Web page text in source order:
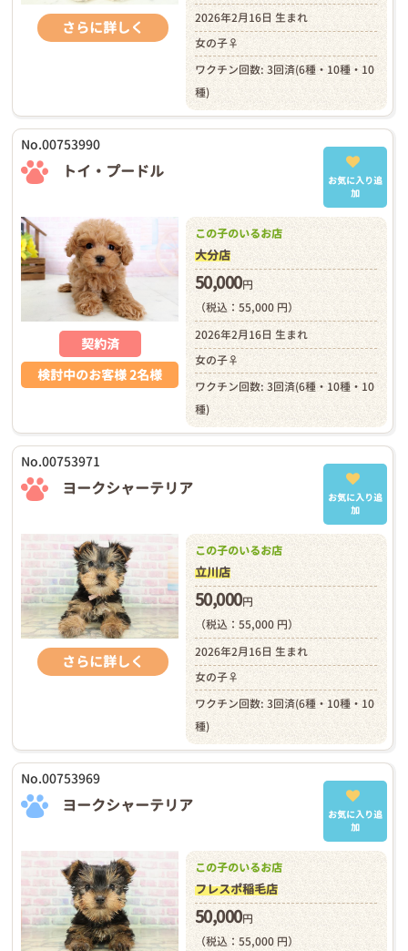
さらに詳しく
2026年2月16日 生まれ
女の子♀
ワクチン回数: 3回済(6種・10種・10
種)
No.00753990
トイ・プードル
お気に入り追
加
契約済
検討中のお客様 2名様
この子のいるお店
大分店
50,000円
（税込：55,000 円）
2026年2月16日 生まれ
女の子♀
ワクチン回数: 3回済(6種・10種・10
種)
No.00753971
ヨークシャーテリア
お気に入り追
加
さらに詳しく
この子のいるお店
立川店
50,000円
（税込：55,000 円）
2026年2月16日 生まれ
女の子♀
ワクチン回数: 3回済(6種・10種・10
種)
No.00753969
ヨークシャーテリア
お気に入り追
加
この子のいるお店
フレスポ稲毛店
50,000円
（税込：55,000 円）